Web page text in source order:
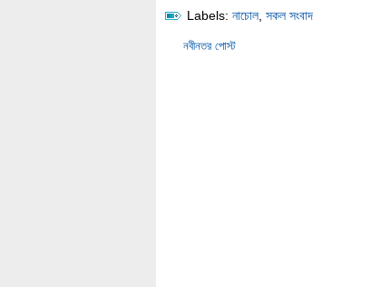
Labels: নাচোল সকল সংবাদ
নবীনতর পোস্ট